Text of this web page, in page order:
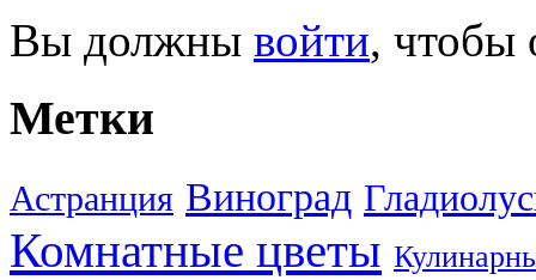
Вы должны войти, чтобы
Метки
Астранция Виноград
Комнатные цветы